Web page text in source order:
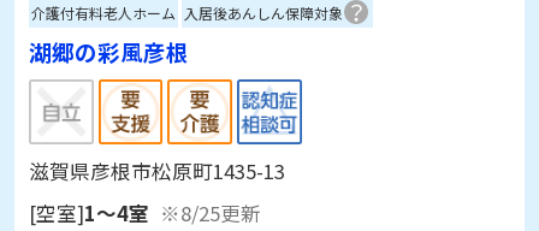
介護付有料老人ホーム 入居後あんしん保障対象
湖郷の彩風彦根
滋賀県彦根市松原町1435-13
[空室]1～4室 ※8/25更新